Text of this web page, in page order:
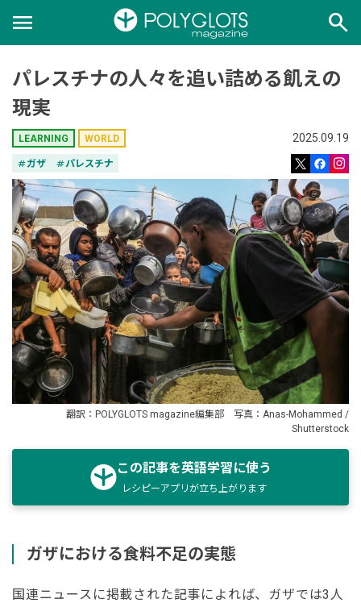
menu search
パレスチナの人々を追い詰める飢えの
現実
LEARNING WORLD 2025.09.19
tagガザ tagパレスチナ
翻訳：POLYGLOTS magazine編集部 写真：Anas-Mohammed /
Shutterstock
この記事を英語学習に使う
レシピーアプリが立ち上がります
ガザにおける食料不足の実態
国連ニュースに掲載された記事によれば、ガザでは3人